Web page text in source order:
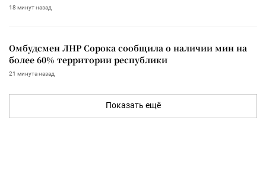
18 минут назад
Омбудсмен ЛНР Сорока сообщила о наличии мин на
более 60% территории республики
21 минута назад
Показать ещё